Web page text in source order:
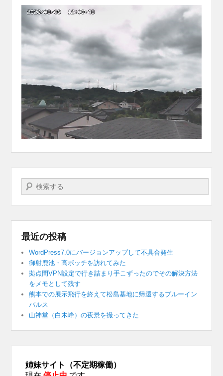
検索する
最近の投稿
WordPress7.0にバージョンアップして不具合発生
御射鹿池・高ボッチを訪れてみた
拠点間VPN設定で行き詰まり手こずったのでその解決方法
をメモとして残す
熊本での展示飛行を終えて松島基地に帰還するブルーイン
パルス
山神堂（白木峰）の夜景を撮ってきた